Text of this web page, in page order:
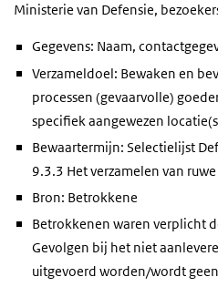
Ministerie van Defensie,
Gegevens: Naam,
Verzameldoel: Bewaken en
processen (gevaarvolle)
specifiek aangewezen
Bewaartermijn: Selectielijst
9.3.3 Het verzamelen van
Bron: Betrokkene
Betrokkenen waren verplicht
Gevolgen bij het niet
uitgevoerd worden/wordt